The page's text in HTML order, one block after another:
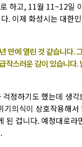
하고, 11월 11~12일
. 이제 화성시는 대한민
만에 열린 것 같습니다.
작스러운 감이 있습니다.
정하기도 했는데 생각
기의식이 상호작용해서
된 겁니다. 예정대로라